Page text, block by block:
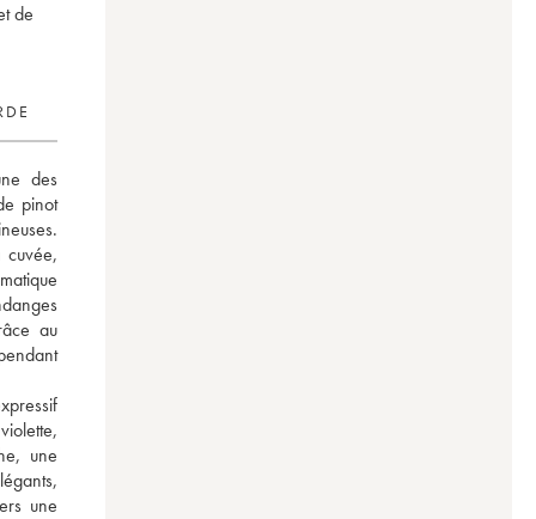
de
des
pinot
au
une
une